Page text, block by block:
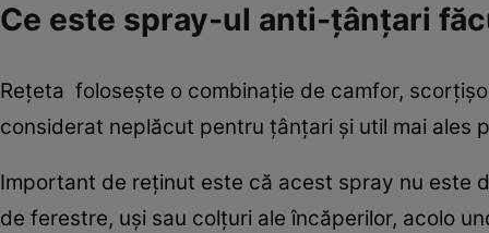
Ce este spray-ul anti-țânțari
Rețeta folosește o combinație de camfor,
considerat neplăcut pentru țânțari și util mai ales
Important de reținut este că acest spray nu este
de ferestre, uși sau colțuri ale încăperilor, acolo